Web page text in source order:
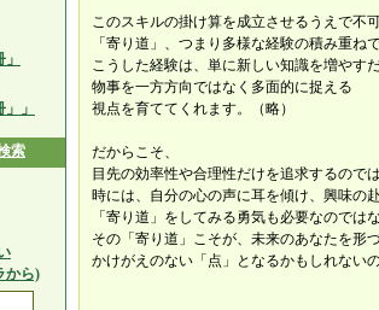
」
索
から)
このスキルの掛け算を成立させるうえで不
「寄り道」、つまり多様な経験の積み重ね
こうした経験は、単に新しい知識を増やす
物事を一方方向ではなく多面的に捉える
視点を育ててくれます。（略）
だからこそ、
目先の効率性や合理性だけを追求するので
時には、自分の心の声に耳を傾け、興味の
「寄り道」をしてみる勇気も必要なのでは
その「寄り道」こそが、未来のあなたを形
かけがえのない「点」となるかもしれない